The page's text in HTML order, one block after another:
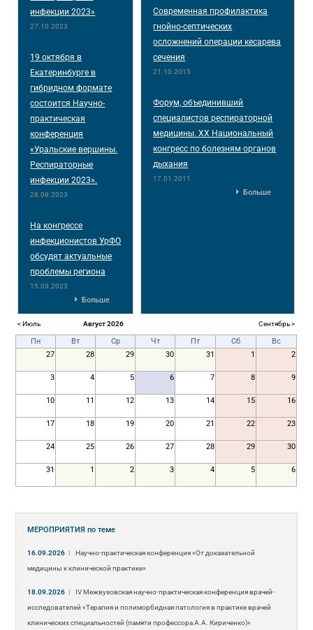
инфекции 2023»
27.10.2023
19 октября в
Екатеринбурге в
гибридном формате
состоится Научно-
практическая
конференция
«Уральские вершины.
Респираторные
инфекции 2023».
28.08.2023
На конгрессе
инфекционистов УрФО
обсудят актуальные
проблемы региона
15.03.2023
Больше
Современная профилактика
гнойно-септических
осложнений операции кесарева
сечения
21.10.2015
Форум, объединивший
специалистов респираторной
медицины. XX Национальный
конгресс по болезням органов
дыхания
17.01.2011
Больше
< Июль Август 2026 Сентябрь >
Пн Вт Ср Чт Пт Сб
Вс
27
28 29 30 31 1 2
3 4 5 6 7 8 9
10 11 12 13 14 15 16
17 18 19 20 21 22 23
24 25 26 27 28 29 30
31 1 2 3 4 5 6
МЕРОПРИЯТИЯпо теме
16.09.2026 |
Научно-практическая конференция «От доказательной
медицины к клинической практике»
18.09.2026 |
IV Межвузовская научно-практическая конференция врачей-
исследователей «Терапия и полиморбидная патология в практике врачей
клинических специальностей (памяти профессора А.А. Кириченко)»